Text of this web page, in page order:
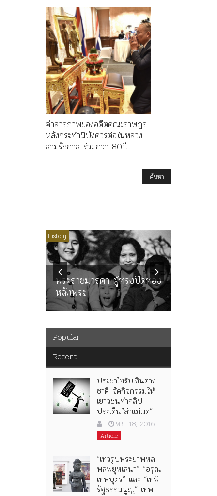
คำสารภาพของอดีตคณะราษฎร
หลังกระทำมิบังควรต่อในหลวง
สามรัชกาล ร่วมกว่า 80ปี
History
พระราชมารดา ผู้ทรงปิดทอง
หลังพระ
Popular
Recent
ประชาไทรับเงินต่าง
ชาติ จัดกิจกรรมให้
เยาวชนทำคลิป
ประเด็น”ล่าแม่มด”
พ.ย. 18, 2016
Article
“เทวรูปพระยาพหล
พลพยุหเสนา” “อรุณ
เทพบุตร” และ “เทพี
รัฐธรรมนูญ” เทพ